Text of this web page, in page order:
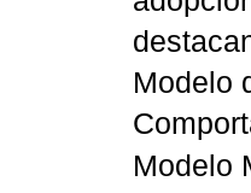
Modelo
Modelo